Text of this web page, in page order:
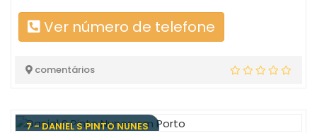
Ver número de telefone
comentários
7 - DANIEL S PINTO NUNES